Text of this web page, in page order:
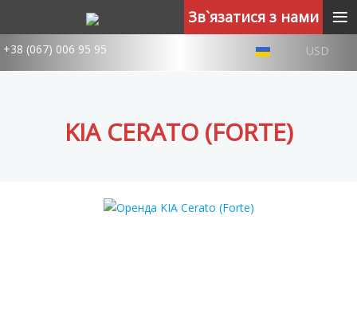
+38 (067) 006 95 95 USD
KIA CERATO (FORTE)
Зв`язатися з нами ≡